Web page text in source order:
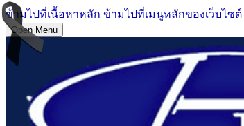
ข้ามไปที่เนื้อหาหลัก ข้ามไปที่เมนูหลักของเว็บไซต์
Open Menu